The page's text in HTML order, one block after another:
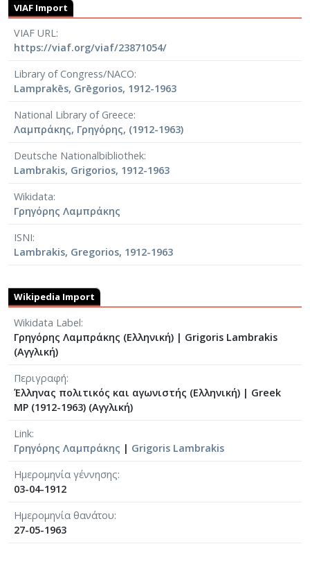
VIAF Import
VIAF URL
https://viaf.org/viaf/23871054/
Library of Congress/NACO
Lamprakēs, Grēgorios, 1912-1963
National Library of Greece
Λαμπράκης, Γρηγόρης, (1912-1963)
Deutsche Nationalbibliothek
Lambrakis, Grigorios, 1912-1963
Wikidata
Γρηγόρης Λαμπράκης
ISNI
Lambrakis, Gregorios, 1912-1963
Wikipedia Import
Wikidata Label
Γρηγόρης Λαμπράκης (Ελληνική) | Grigoris Lambrakis
(Αγγλική)
Περιγραφή
Έλληνας πολιτικός και αγωνιστής (Ελληνική) | Greek
MP (1912-1963) (Αγγλική)
Link
Γρηγόρης Λαμπράκης | Grigoris Lambrakis
Ημερομηνία γέννησης
03-04-1912
Ημερομηνία θανάτου
27-05-1963